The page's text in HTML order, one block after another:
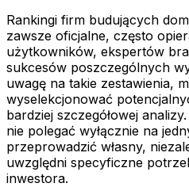
Rankingi firm budujących
zawsze oficjalne, często
użytkowników, ekspertów
sukcesów poszczególnych
uwagę na takie zestawienia,
wyselekcjonować
bardziej szczegółowej
nie polegać wyłącznie na
przeprowadzić własny,
uwzględni specyficzne
inwestora.